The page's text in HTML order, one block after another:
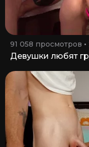
91 058 просмотров
Девушки любят